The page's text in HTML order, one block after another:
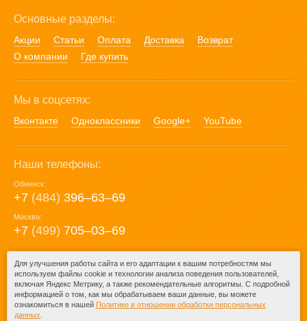
Основные разделы:
Акции Статьи Оплата Доставка
Возврат
О компании
Где купить
Мы в соцсетях:
Вконтакте Одноклассники Google+ YouTube
Наши телефоны:
Обнинск:
+7 (484) 396‒63‒69
Москва:
+7 (499) 705‒03‒69
E-mail:
mail@posuda40.ru
Для улучшения работы сайта и его адаптации к вашим потребностям мы
используем файлы cookie и технологии анализа поведения пользователей,
включая Яндекс Метрику, а также рекомендательные алгоритмы. С подробной
информацией о том, как мы обрабатываем ваши данные, вы можете
ознакомиться в нашей Политике в отношении обработки персональных
данных